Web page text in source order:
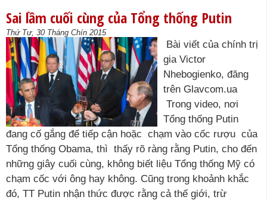
Sai lầm cuối cùng của Tổng thống Putin
Thứ Tư, 30 Tháng Chín 2015
Bài viết của chính trị
gia Victor
Nhebogienko, đăng
trên Glavcom.ua
Trong video, nơi
Tổng thống Putin
đang cố gắng để tiếp cận hoặc chạm vào cốc rượu của
Tổng thống Obama, thì thấy rõ ràng rằng Putin, cho đến
những giây cuối cùng, không biết liệu Tổng thống Mỹ có
chạm cốc với ông hay không. Cũng trong khoảnh khắc
đó, TT Putin nhận thức được rằng cả thế giới, trừ